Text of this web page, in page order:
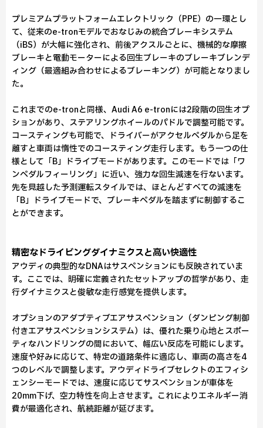
プレミアムプラットフォームエレクトリック（PPE）の一環とし
て、従来のe-tronモデルでおなじみの統合ブレーキシステム
（iBS）が大幅に強化され、前後アクスルごとに、機械的な摩擦
ブレーキと電動モーターによる回生ブレーキのブレーキブレンデ
ィング（最適組み合わせによるブレーキング）が可能となりまし
た。
これまでのe-tronと同様、Audi A6 e-tronには2段階の回生オプ
ションがあり、ステアリングホイールのパドルで調整可能です。
コースティングも可能で、ドライバーがアクセルペダルから足を
離すと車両は惰性でのコースティング走行します。もう一つの仕
様として「B」ドライブモードがあります。このモードでは「ワ
ンペダルフィーリング」に近い、強力な回生減速を行ないます。
先を見越した予測運転スタイルでは、ほとんどすべての減速を
「B」ドライブモードで、ブレーキペダルを踏まずに制御するこ
とができます。
精密なドライビングダイナミクスと高い快適性
アウディの典型的なDNAはサスペンションにも反映されていま
す。ここでは、明確に定義されたセットアップの哲学があり、走
行ダイナミクスと俊敏な走行感覚を提供します。
オプションのアダプティブエアサスペンション（ダンピング制御
付きエアサスペンションシステム）は、優れた乗り心地とスポー
ティなハンドリングの間において、幅広い反応を可能にします。
速度や好みに応じて、特定の道路条件に適応し、車両の高さを4
つのレベルで調整します。アウディドライブセレクトのエフィシ
ェンシーモードでは、速度に応じてサスペンションが車体を
20mm下げ、空力特性を向上させます。これによりエネルギー消
費が最適化され、航続距離が延びます。